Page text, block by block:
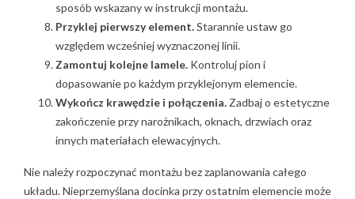
sposób wskazany w instrukcji montażu.
Przyklej pierwszy element.Starannie ustaw go
względem wcześniej wyznaczonej linii.
Zamontuj kolejne lamele. Kontroluj pion i
dopasowanie po każdym przyklejonym elemencie.
Wykończ krawędzie i połączenia.Zadbaj o estetyczne
zakończenie przy narożnikach, oknach, drzwiach oraz
innych materiałach elewacyjnych.
Nie należy rozpoczynać montażu bez zaplanowania całego
układu. Nieprzemyślana docinka przy ostatnim elemencie może